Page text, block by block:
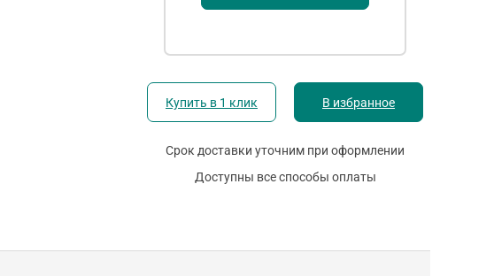
Купить в 1 клик В избранное
Срок доставки уточним при оформлении
Доступны все способы оплаты